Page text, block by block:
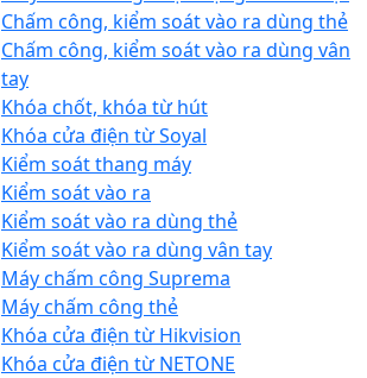
Chấm công, kiểm soát vào ra dùng thẻ
Chấm công, kiểm soát vào ra dùng vân
tay
Khóa chốt, khóa từ hút
Khóa cửa điện từ Soyal
Kiểm soát thang máy
Kiểm soát vào ra
Kiểm soát vào ra dùng thẻ
Kiểm soát vào ra dùng vân tay
Máy chấm công Suprema
Máy chấm công thẻ
Khóa cửa điện từ Hikvision
Khóa cửa điện từ NETONE